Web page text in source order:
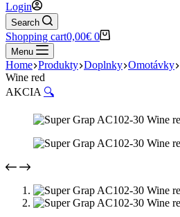
Login
Search
Shopping cart0,00€ 0
Menu
Home Produkty Doplnky Omotávky
Wine red
AKCIA 🔍